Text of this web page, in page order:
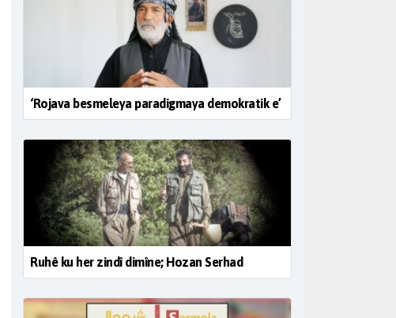
‘Rojava besmeleya paradigmaya demokratik e’
Ruhê ku her zindî dimîne; Hozan Serhad